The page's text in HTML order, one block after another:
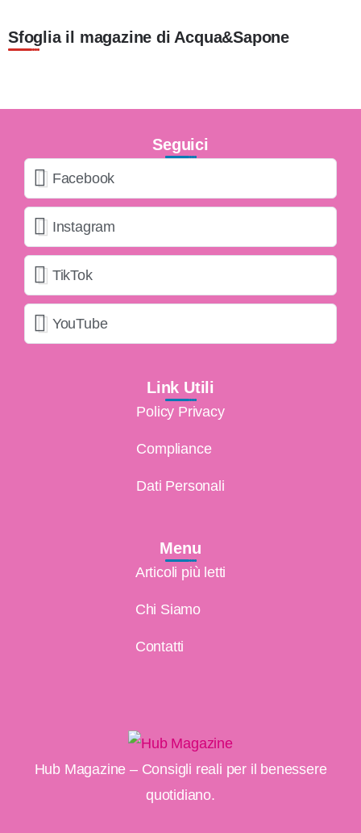
Sfoglia il magazine di Acqua&Sapone
Seguici
Facebook
Instagram
TikTok
YouTube
Link Utili
Policy Privacy
Compliance
Dati Personali
Menu
Articoli più letti
Chi Siamo
Contatti
Hub Magazine – Consigli reali per il benessere
quotidiano.